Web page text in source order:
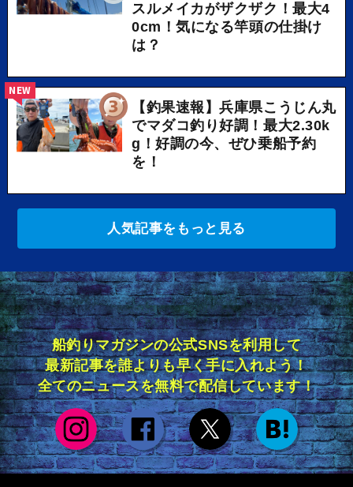
スルメイカがザクザク！最大4
0cm！気になる竿頭の仕掛け
は？
【釣果速報】兵庫県こうじん丸
でマダコ釣り好調！最大2.30k
g！好調の今、ぜひ乗船予約
を！
NEW
人気記事をもっと見る
船釣りマガジンの公式SNSを利用して
最新記事を誰よりも早く手に入れよう！
全てのニュースを無料で配信しています！